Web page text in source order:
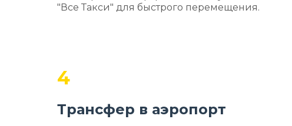
"Все Такси" для быстрого перемещения.
4
Трансфер в аэропорт